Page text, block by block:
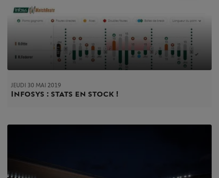
JEUDI 30 MAI 2019
Infosys : stats en stock !